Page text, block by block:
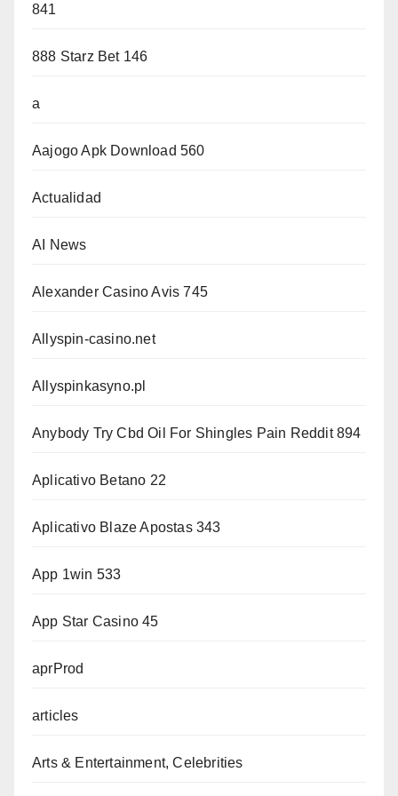
841
888 Starz Bet 146
a
Aajogo Apk Download 560
Actualidad
AI News
Alexander Casino Avis 745
Allyspin-casino.net
Allyspinkasyno.pl
Anybody Try Cbd Oil For Shingles Pain Reddit 894
Aplicativo Betano 22
Aplicativo Blaze Apostas 343
App 1win 533
App Star Casino 45
aprProd
articles
Arts & Entertainment, Celebrities